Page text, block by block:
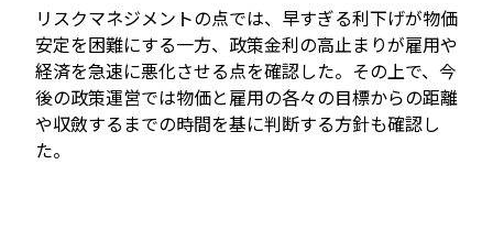
リスクマネジメントの点では、早すぎる利下げが物価
安定を困難にする一方、政策金利の高止まりが雇用や
経済を急速に悪化させる点を確認した。その上で、今
後の政策運営では物価と雇用の各々の目標からの距離
や収斂するまでの時間を基に判断する方針も確認し
た。